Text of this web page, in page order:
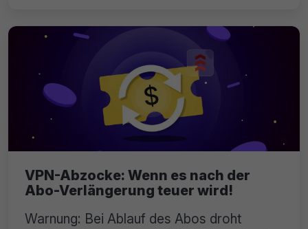
VPN-Abzocke: Wenn es nach der
Abo-Verlängerung teuer wird!
Warnung: Bei Ablauf des Abos droht